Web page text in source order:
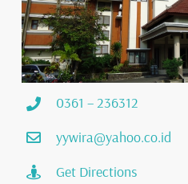
0361 – 236312
yywira@yahoo.co.id
Get Directions